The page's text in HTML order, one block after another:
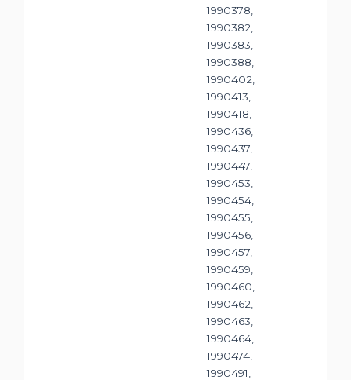
1990378,
1990382,
1990383,
1990388,
1990402,
1990413,
1990418,
1990436,
1990437,
1990447,
1990453,
1990454,
1990455,
1990456,
1990457,
1990459,
1990460,
1990462,
1990463,
1990464,
1990474,
1990491,